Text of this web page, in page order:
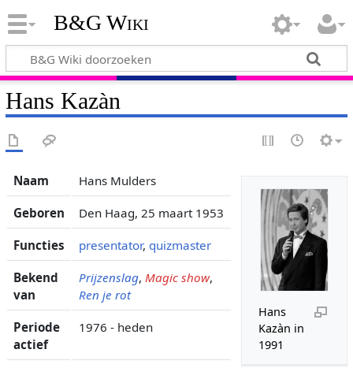
B&G Wiki
Hans Kazàn
Hans
Kazàn in
1991
Naam Hans Mulders
Geboren Den Haag, 25 maart 1953
Functies presentator, quizmaster
Bekend
van
Prijzenslag, Magic show,
Ren je rot
Periode
actief
1976 - heden